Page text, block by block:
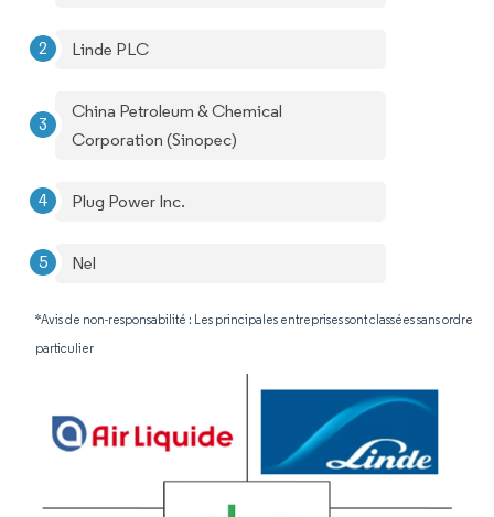
Linde PLC
China Petroleum & Chemical
Corporation (Sinopec)
Plug Power Inc.
Nel
*Avis de non-responsabilité : Les principales entreprises sont classées sans ordre
particulier